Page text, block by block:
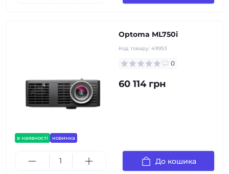
в наявності новинка
Optoma ML750i
Код товару: 49953
0
60 114 грн
До кошика